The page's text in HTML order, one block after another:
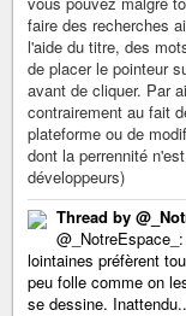
faire des recherches
l'aide du titre, des
de placer le pointeur
avant de cliquer. Par
contrairement au fait
plateforme ou de
dont la perrennité
développeurs)
Thread by
lointaines préfèrent
peu folle comme on
se dessine.